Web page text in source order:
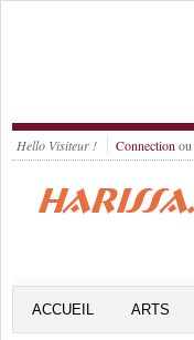
Hello Visiteur ! Connection ou
ACCUEIL ARTS